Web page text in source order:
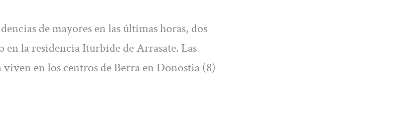
de mayores en las últimas horas, dos
la residencia Iturbide de Arrasate. Las
en los centros de Berra en Donostia (8)